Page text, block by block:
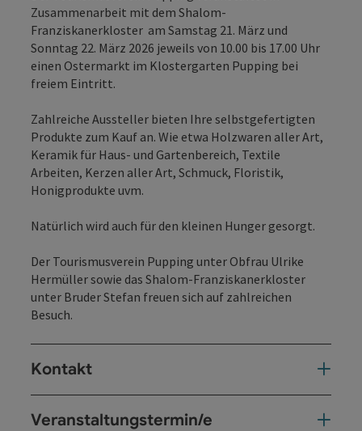
Zusammenarbeit mit dem Shalom-
Franziskanerkloster am Samstag 21. März und
Sonntag 22. März 2026 jeweils von 10.00 bis 17.00 Uhr
einen Ostermarkt im Klostergarten Pupping bei
freiem Eintritt.
Zahlreiche Aussteller bieten Ihre selbstgefertigten
Produkte zum Kauf an. Wie etwa Holzwaren aller Art,
Keramik für Haus- und Gartenbereich, Textile
Arbeiten, Kerzen aller Art, Schmuck, Floristik,
Honigprodukte uvm.
Natürlich wird auch für den kleinen Hunger gesorgt.
Der Tourismusverein Pupping unter Obfrau Ulrike
Hermüller sowie das Shalom-Franziskanerkloster
unter Bruder Stefan freuen sich auf zahlreichen
Besuch.
Kontakt
Veranstaltungstermin/e